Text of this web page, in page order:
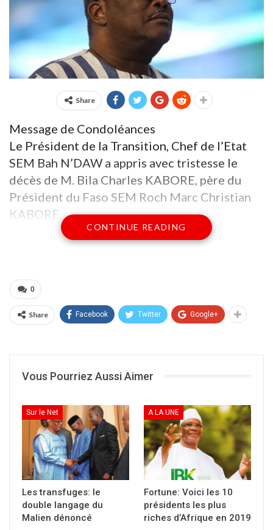
Share
Message de Condoléances
Le Président de la Transition, Chef de l’Etat
SEM Bah N’DAW a appris avec tristesse le
décès de M. Bila Charles KABORE, père du
Président du Faso SEM Roch Marc Christian
KABORE.
Ancien ministre des Finances, ex vice-
gouverneur de la BCEAO et ancien secrétaire
Charles KABORE est décédé à Ouagadougou
ce 27 octobre 2020.
En cette douloureuse circonstance, le Chef de
Présidence de la République du Mali
Partager :
Cliquer
pour
imprimer(ouvre
dans
une
nouvelle
fenêtre)
CONTINUE READING
0
Share Facebook Twitter Google+
Vous Pourriez Aussi Aimer
Sur le Net
Les transfuges: le
double langage du
Malien dénoncé
A LA UNE
Fortune: Voici les 10
présidents les plus
riches d’Afrique en 2019